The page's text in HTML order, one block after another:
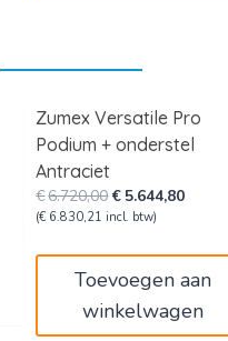
Zumex Versatile Pro
Podium + onderstel
Antraciet
€6.720,00Oorspronkelijke
prijs
€ 5.644,80Huidige
(€ 6.830,21 incl. btw)
Toevoegen aan
winkelwagen